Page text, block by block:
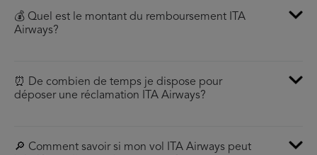
💰 Quel est le montant du remboursement ITA
Airways?
⏰ De combien de temps je dispose pour
déposer une réclamation ITA Airways?
🔎 Comment savoir si mon vol ITA Airways peut